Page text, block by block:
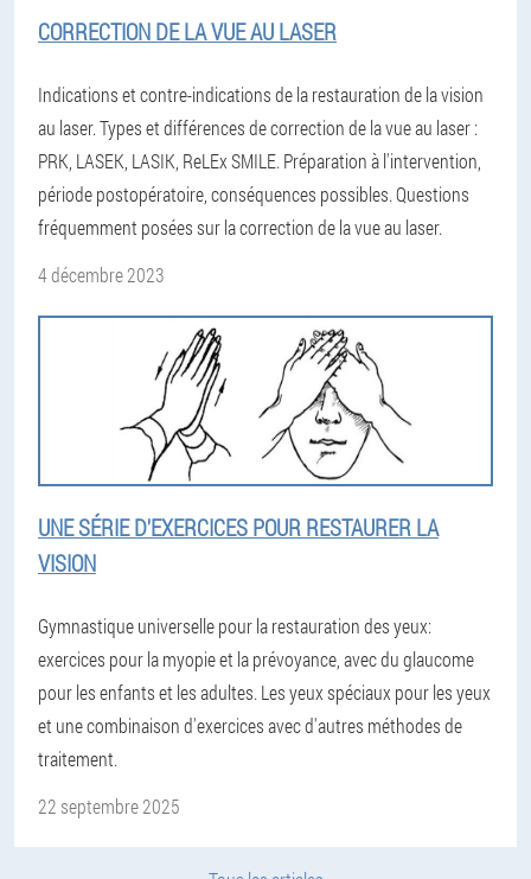
CORRECTION DE LA VUE AU LASER
Indications et contre-indications de la restauration de la vision
au laser. Types et différences de correction de la vue au laser :
PRK, LASEK, LASIK, ReLEx SMILE. Préparation à l'intervention,
période postopératoire, conséquences possibles. Questions
fréquemment posées sur la correction de la vue au laser.
4 décembre 2023
UNE SÉRIE D'EXERCICES POUR RESTAURER LA
VISION
Gymnastique universelle pour la restauration des yeux:
exercices pour la myopie et la prévoyance, avec du glaucome
pour les enfants et les adultes. Les yeux spéciaux pour les yeux
et une combinaison d'exercices avec d'autres méthodes de
traitement.
22 septembre 2025